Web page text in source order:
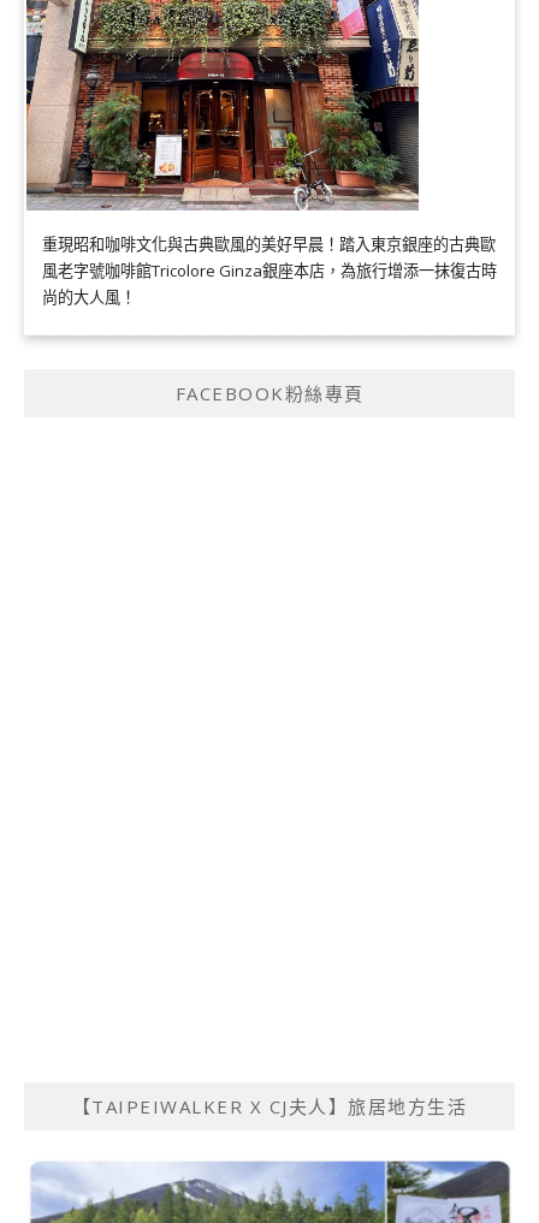
重現昭和咖啡文化與古典歐風的美好早晨！踏入東京銀座的古典歐
風老字號咖啡館Tricolore Ginza銀座本店，為旅行增添一抹復古時
尚的大人風！
FACEBOOK粉絲專頁
【TAIPEIWALKER X CJ夫人】旅居地方生活